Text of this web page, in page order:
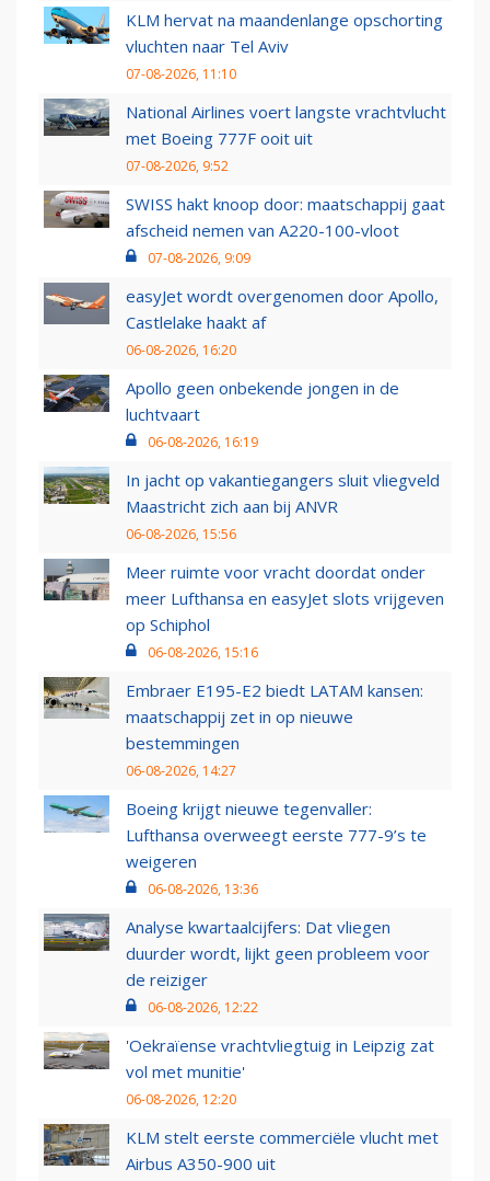
KLM hervat na maandenlange opschorting
vluchten naar Tel Aviv
07-08-2026, 11:10
National Airlines voert langste vrachtvlucht
met Boeing 777F ooit uit
07-08-2026, 9:52
SWISS hakt knoop door: maatschappij gaat
afscheid nemen van A220-100-vloot
07-08-2026, 9:09
easyJet wordt overgenomen door Apollo,
Castlelake haakt af
06-08-2026, 16:20
Apollo geen onbekende jongen in de
luchtvaart
06-08-2026, 16:19
In jacht op vakantiegangers sluit vliegveld
Maastricht zich aan bij ANVR
06-08-2026, 15:56
Meer ruimte voor vracht doordat onder
meer Lufthansa en easyJet slots vrijgeven
op Schiphol
06-08-2026, 15:16
Embraer E195-E2 biedt LATAM kansen:
maatschappij zet in op nieuwe
bestemmingen
06-08-2026, 14:27
Boeing krijgt nieuwe tegenvaller:
Lufthansa overweegt eerste 777-9’s te
weigeren
06-08-2026, 13:36
Analyse kwartaalcijfers: Dat vliegen
duurder wordt, lijkt geen probleem voor
de reiziger
06-08-2026, 12:22
'Oekraïense vrachtvliegtuig in Leipzig zat
vol met munitie'
06-08-2026, 12:20
KLM stelt eerste commerciële vlucht met
Airbus A350-900 uit